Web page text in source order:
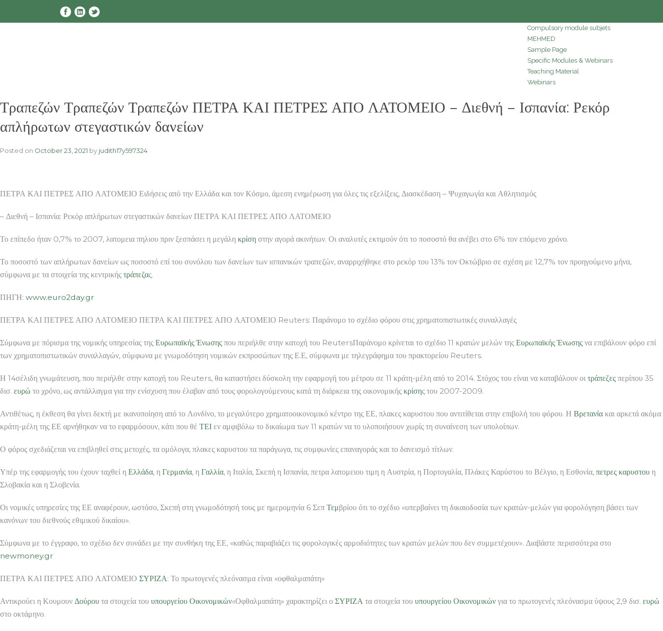
Compulsory module subjets
MEHMED
Sample Page
Specific Modules & Webinars
Teaching Material
Webinars
Τραπεζών Τραπεζών Τραπεζών ΠΕΤΡΑ ΚΑΙ ΠΕΤΡΕΣ ΑΠΟ ΛΑΤΟΜΕΙΟ – Διεθνή – Ισπανία: Ρεκόρ
απλήρωτων στεγαστικών δανείων
Posted on October 23, 2021 by judith17y597324
ΠΕΤΡΑ ΚΑΙ ΠΕΤΡΕΣ ΑΠΟ ΛΑΤΟΜΕΙΟ Ειδήσεις από την Ελλάδα και τον Κόσμο, άμεση ενημέρωση για όλες τις εξελίξεις, Διασκέδαση – Ψυχαγωγία και Αθλητισμός
– Διεθνή – Ισπανία: Ρεκόρ απλήρωτων στεγαστικών δανείων ΠΕΤΡΑ ΚΑΙ ΠΕΤΡΕΣ ΑΠΟ ΛΑΤΟΜΕΙΟ
Το επίπεδο ήταν 0,7% το 2007, λατομεια πηλιου πριν ξεσπάσει η μεγάλη κρίση στην αγορά ακινήτων. Οι αναλυτές εκτιμούν ότι το ποσοστό θα ανέβει στο 6% τον επόμενο χρόνο.
Το ποσοστό των απλήρωτων δανείων ως ποσοστό επί του συνόλου των δανείων των ισπανικών τραπεζών, αναρριχήθηκε στο ρεκόρ του 13% τον Οκτώβριο σε σχέση με 12,7% τον προηγούμενο μήνα,
σύμφωνα με τα στοιχεία της κεντρικής τράπεζας.
ΠΗΓΗ: www.euro2day.gr
ΠΕΤΡΑ ΚΑΙ ΠΕΤΡΕΣ ΑΠΟ ΛΑΤΟΜΕΙΟ ΠΕΤΡΑ ΚΑΙ ΠΕΤΡΕΣ ΑΠΟ ΛΑΤΟΜΕΙΟ Reuters: Παράνομο το σχέδιο φόρου στις χρηματοπιστωτικές συναλλαγές
Σύμφωνα με πόρισμα της νομικής υπηρεσίας της Ευρωπαϊκής Ένωσης που περιήλθε στην κατοχή του ReutersΠαράνομο κρίνεται το σχέδιο 11 κρατών μελών της Ευρωπαϊκής Ένωσης να επιβάλουν φόρο επί
των χρηματοπιστωτικών συναλλαγών, σύμφωνα με γνωμοδότηση νομικών εκπροσώπων της Ε.Ε, σύμφωνα με τηλεγράφημα του πρακτορείου Reuters.
Η 14σέλιδη γνωμάτευση, που περιήλθε στην κατοχή του Reuters, θα καταστήσει δύσκολη την εφαρμογή του μέτρου σε 11 κράτη-μέλη από το 2014. Στόχος του είναι να καταβάλουν οι τράπεζες περίπου 35
δισ. ευρώ το χρόνο, ως αντάλλαγμα για την ενίσχυση που έλαβαν από τους φορολογούμενους κατά τη διάρκεια της οικονομικής κρίσης του 2007-2009.
Αντιθέτως, η έκθεση θα γίνει δεκτή με ικανοποίηση από το Λονδίνο, το μεγαλύτερο χρηματοοικονομικό κέντρο της ΕΕ, πλακες καρυστου που αντιτίθεται στην επιβολή του φόρου. Η Βρετανία και αρκετά ακόμα
κράτη-μέλη της ΕΕ αρνήθηκαν να το εφαρμόσουν, κάτι που θέ ΤΕΙ εν αμφιβόλω το δικαίωμα των 11 κρατών να το υλοποιήσουν χωρίς τη συναίνεση των υπολοίπων.
Ο φόρος σχεδιάζεται να επιβληθεί στις μετοχές, τα ομόλογα, πλακες καρυστου τα παράγωγα, τις συμφωνίες επαναγοράς και το δανεισμό τίτλων.
Υπέρ της εφαρμογής του έχουν ταχθεί η Ελλάδα, η Γερμανία, η Γαλλία, η Ιταλία, Σκεπή η Ισπανία, πετρα λατομειου τιμη η Αυστρία, η Πορτογαλία, Πλάκες Καρύστου το Βέλγιο, η Εσθονία, πετρες καρυστου η
Σλοβακία και η Σλοβενία.
Οι νομικές υπηρεσίες της ΕΕ αναφέρουν, ωστόσο, Σκεπή στη γνωμοδότησή τους με ημερομηνία 6 Σεπ Τεμβρίου ότι το σχέδιο «υπερβαίνει τη δικαιοδοσία των κρατών-μελών για φορολόγηση βάσει των
κανόνων του διεθνούς εθιμικού δικαίου».
Σύμφωνα με το έγγραφο, το σχέδιο δεν συνάδει με την συνθήκη της ΕΕ, «καθώς παραβιάζει τις φορολογικές αρμοδιότητες των κρατών μελών που δεν συμμετέχουν». Διαβάστε περισσότερα στο
newmoney.gr
ΠΕΤΡΑ ΚΑΙ ΠΕΤΡΕΣ ΑΠΟ ΛΑΤΟΜΕΙΟ ΣΥΡΙΖΑ: Το πρωτογενές πλεόνασμα είναι «οφθαλμαπάτη»
Αντικρούει η Κουμουν Δούρου τα στοιχεία του υπουργείου Οικονομικών«Οφθαλμαπάτη» χαρακτηρίζει ο ΣΥΡΙΖΑ τα στοιχεία του υπουργείου Οικονομικών για το πρωτογενές πλεόνασμα ύψους 2,9 δισ. ευρώ
στο οκτάμηνο.